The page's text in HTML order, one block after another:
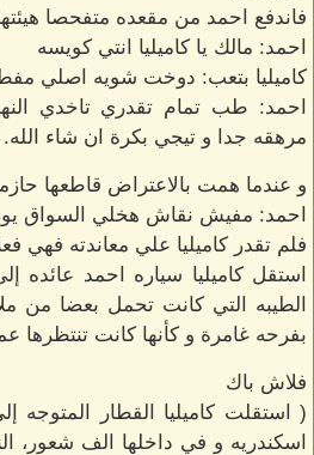
فاندفع احمد من مقعده متفحصا هيئتها
احمد: مالك يا كاميليا انتي كويسه
كاميليا بتعب: دوخت شويه اصلي
احمد: طب تمام تقدري تاخدي
مرهقه جدا و تيجي بكرة ان شاء الله.
و عندما همت بالاعتراض قاطعها
احمد: مفيش نقاش هخلي السواق
فلم تقدر كاميليا علي معاندته فهي
استقل كاميليا سياره احمد عائده
الطيبه التي كانت تحمل بعضا من
بفرحه غامرة و كأنها كانت تنتظرها
فلاش باك
( استقلت كاميليا القطار
اسكندريه و في داخلها الف شعور،